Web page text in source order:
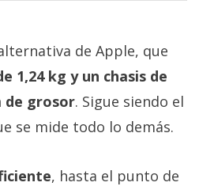
de Apple, que
1,24 kg y un chasis de
de grosor. Sigue siendo el
se mide todo lo demás.
, hasta el punto de